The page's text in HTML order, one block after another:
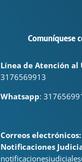
Comuníquese
Línea de Atención al
3176569913
Whatsapp:
Correos electrónicos:
Notificaciones